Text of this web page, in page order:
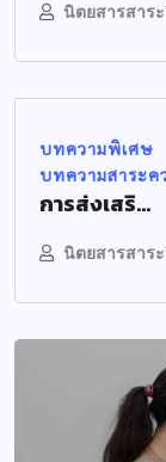
นิตยสารสาร
บทความพิเศษ
บทความสาระค
การส่งเสริ...
นิตยสารสาร